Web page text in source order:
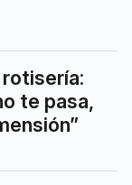
rotisería:
te pasa,